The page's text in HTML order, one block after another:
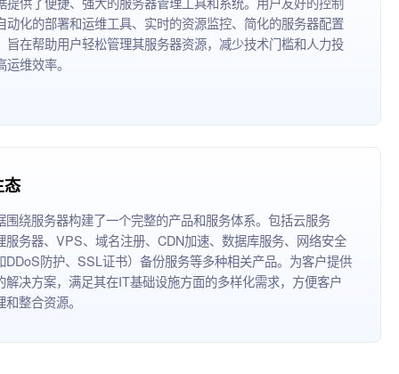
动化的部署和运维工具、实时的资源监控、简化的服务器配置
旨在帮助用户轻松管理其服务器资源，减少技术门槛和人力投
维效率。
态
围绕服务器构建了一个完整的产品和服务体系。包括云服务
服务器、VPS、域名注册、CDN加速、数据库服务、网络安全
DDoS防护、SSL证书）备份服务等多种相关产品。为客户提供
解决方案，满足其在IT基础设施方面的多样化需求，方便客户
整合资源。